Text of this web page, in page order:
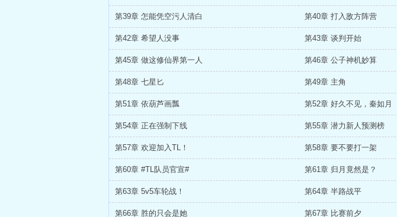
第39章 怎能凭空污人清白 第40章 打入敌方阵营
第42章 希望人没事 第43章 谈判开始
第45章 做这修仙界第一人 第46章 公子神机妙算
第48章 七星匕 第49章 主角
第51章 依葫芦画瓢 第52章 好久不见，秦如月
第54章 正在强制下线 第55章 潜力新人预测榜
第57章 欢迎加入TL！ 第58章 要不要打一架
第60章 #TL队员官宣# 第61章 归月竟然是？
第63章 5v5车轮战！ 第64章 半路战平
第66章 胜的只会是她 第67章 比赛前夕